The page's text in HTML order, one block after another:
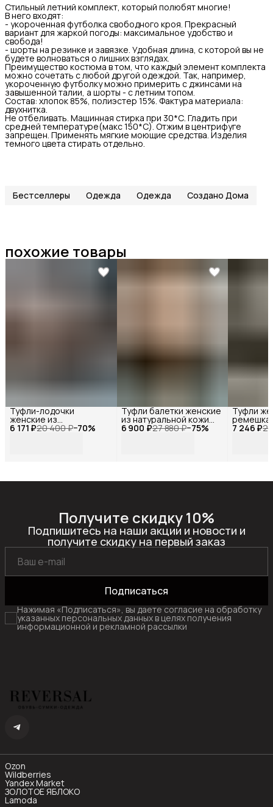
Стильный летний комплект, который полюбят многие!
В него входят:
- укороченная футболка свободного кроя. Прекрасный
вариант для жаркой погоды: максимальное удобство и
свобода!
- шорты на резинке и завязке. Удобная длина, с которой вы не
будете волноваться о лишних взглядах.
Преимущество костюма в том, что каждый элемент комплекта
можно сочетать с любой другой одеждой. Так, например,
укороченную футболку можно примерить с джинсами на
завышенной талии, а шорты - с летним топом.
Состав: хлопок 85%, полиэстер 15%. Фактура материала:
двухнитка.
Не отбеливать. Машинная стирка при 30*С. Гладить при
средней температуре(макс 150*С). Отжим в центрифуге
запрещен. Применять мягкие моющие средства. Изделия
темного цвета стирать отдельно.
Бестселлеры Одежда Одежда Создано Дома
похожие товары
6 171 ₽20 400 ₽−70%
Туфли-лодочки
женские из
натуральной замши 6 900 ₽27 880 ₽−75%
Туфли балетки женские
из натуральной кожи
черные , Reversal, 7 246 ₽
Туфли
Получите скидку 10%
Подпишитесь на наши акции и новости и
получите скидку на первый заказ
Подписаться
Нажимая «Подписаться», вы даете согласие на обработку
указанных персональных данных в целях получения
информационной и рекламной рассылки
Ozon
Wildberries
Yandex Market
ЗОЛОТОЕ ЯБЛОКО
Lamoda